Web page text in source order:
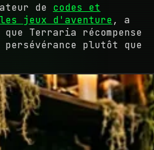
de codes et
les jeux d'aventure, a
Terraria récompense
plutôt que